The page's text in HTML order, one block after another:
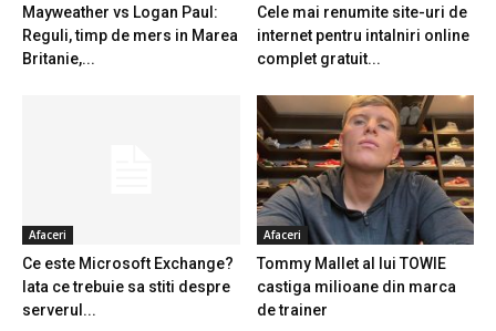
Mayweather vs Logan Paul:
Reguli, timp de mers in Marea
Britanie,...
Cele mai renumite site-uri de
internet pentru intalniri online
complet gratuit...
Afaceri
Ce este Microsoft Exchange?
Iata ce trebuie sa stiti despre
serverul...
Afaceri
Tommy Mallet al lui TOWIE
castiga milioane din marca
de trainer